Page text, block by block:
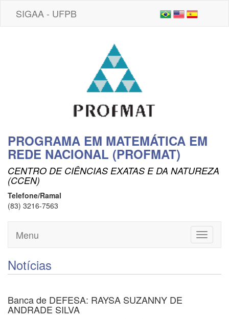
SIGAA - UFPB
PROGRAMA EM MATEMÁTICA EM
REDE NACIONAL (PROFMAT)
CENTRO DE CIÊNCIAS EXATAS E DA NATUREZA
(CCEN)
Telefone/Ramal
(83) 3216-7563
Toggle
Menu
Notícias
Banca de DEFESA: RAYSA SUZANNY DE
ANDRADE SILVA